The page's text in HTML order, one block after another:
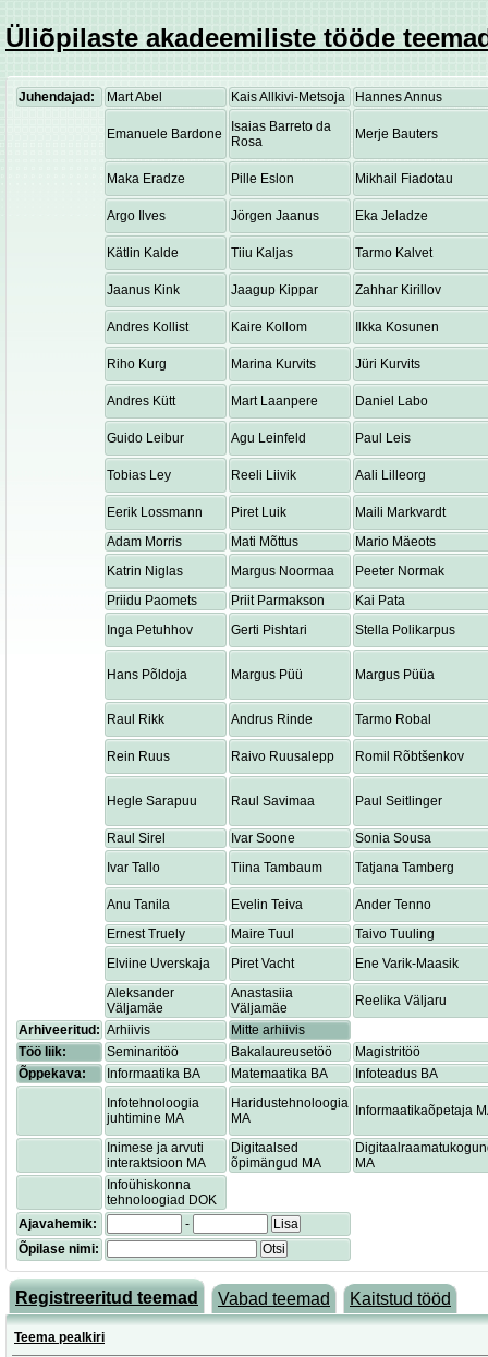
Üliõpilaste akadeemiliste tööde
Juhendajad: Mart Abel Kais Allkivi-Metsoja Hannes Annus
Emanuele Bardone
Isaias Barreto da
Rosa
Merje Bauters
Maka Eradze Pille Eslon Mikhail Fiadotau
Argo Ilves Jörgen Jaanus Eka Jeladze
Kätlin Kalde Tiiu Kaljas Tarmo Kalvet
Jaanus Kink Jaagup Kippar Zahhar Kirillov
Andres Kollist Kaire Kollom Ilkka Kosunen
Riho Kurg Marina Kurvits Jüri Kurvits
Andres Kütt Mart Laanpere Daniel Labo
Guido Leibur Agu Leinfeld Paul Leis
Tobias Ley Reeli Liivik Aali Lilleorg
Eerik Lossmann Piret Luik
Maili Markvardt
Adam Morris
Mati Mõttus
Mario Mäeots
Katrin Niglas
Margus Noormaa
Peeter Normak
Priidu Paomets
Priit Parmakson
Kai Pata
Inga Petuhhov
Gerti Pishtari Stella Polikarpus
Hans Põldoja Margus Püü Margus Püüa
Raul Rikk Andrus Rinde Tarmo Robal
Rein Ruus Raivo Ruusalepp Romil Rõbtšenkov
Hegle Sarapuu Raul Savimaa Paul Seitlinger
Raul Sirel Ivar Soone
Sonia Sousa
Ivar Tallo
Tiina Tambaum Tatjana Tamberg
Anu Tanila Evelin Teiva
Ander Tenno
Ernest Truely
Maire Tuul
Taivo Tuuling
Elviine Uverskaja
Piret Vacht
Ene Varik-Maasik
Aleksander
Väljamäe
Anastasiia
Väljamäe
Reelika Väljaru
Arhiveeritud: Arhiivis
Mitte arhiivis
Töö liik:
Seminaritöö Bakalaureusetöö
Magistritöö
Õppekava:
Informaatika BA Matemaatika BA
Infoteadus BA
Infotehnoloogia
juhtimine MA
Haridustehnoloogia
MA
Informaatikaõpetaja
Inimese ja arvuti
interaktsioon MA
Digitaalsed
õpimängud MA
MA
Infoühiskonna
tehnoloogiad DOK
Ajavahemik:
-
Lisa
Õpilase nimi:
Otsi
Registreeritud teemad Vabad teemad Kaitstud tööd
Teema pealkiri